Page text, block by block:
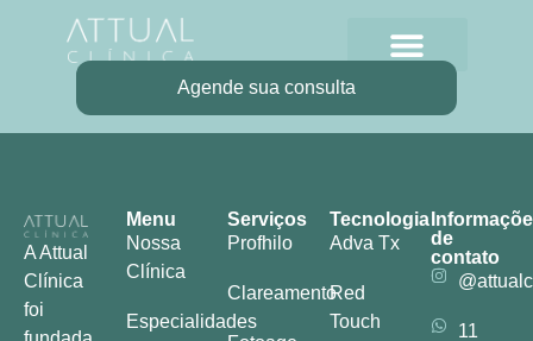
Agende sua consulta
A Attual
Clínica
foi
Menu
Nossa
Clínica
Especialidades
Serviços
Profhilo
Clareamento
Tecnologia
Adva Tx
Red
Touch
de
contato
11